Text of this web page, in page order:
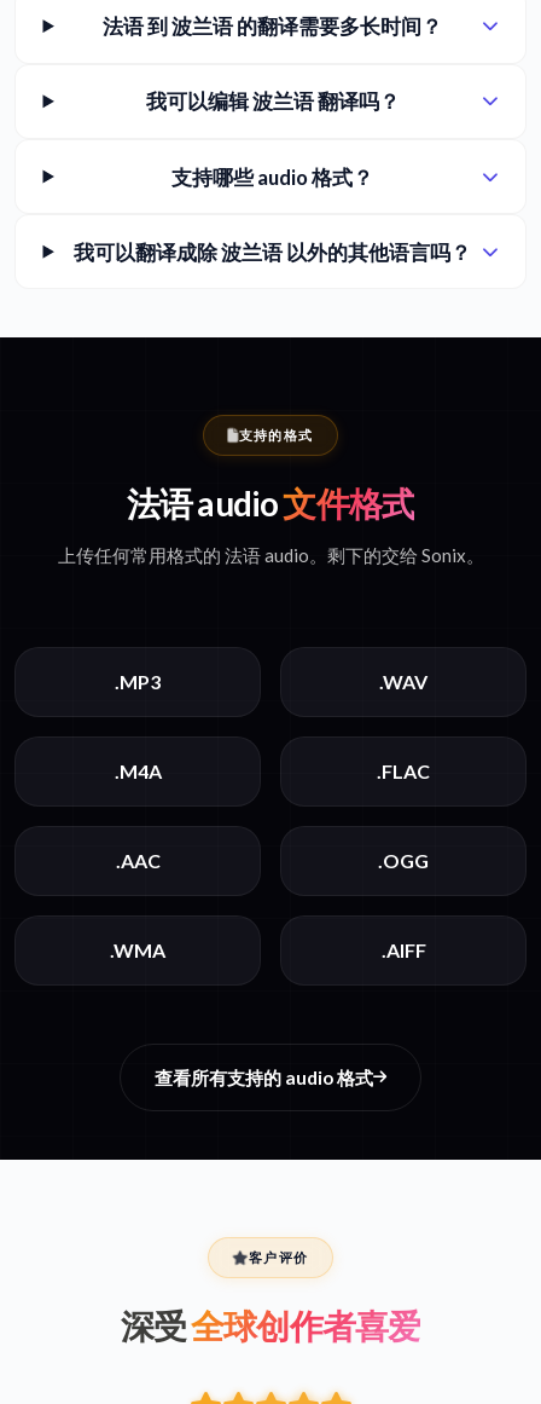
法语 到 波兰语 的翻译需要多长时间？
我可以编辑 波兰语 翻译吗？
支持哪些 audio 格式？
我可以翻译成除 波兰语 以外的其他语言吗？
支持的格式
法语 audio文件格式
上传任何常用格式的 法语 audio。剩下的交给 Sonix。
.MP3 .WAV
.M4A .FLAC
.AAC .OGG
.WMA .AIFF
查看所有支持的 audio 格式
客户评价
深受全球创作者喜爱